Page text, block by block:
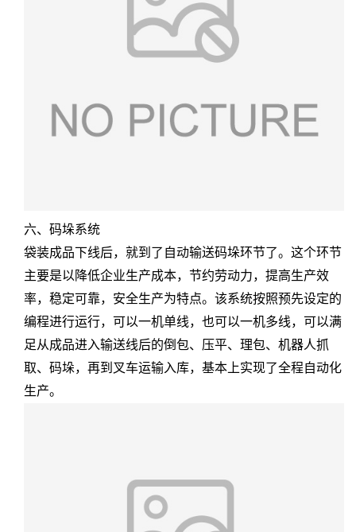
六、码垛系统
袋装成品下线后，就到了自动输送码垛环节了。这个环节
主要是以降低企业生产成本，节约劳动力，提高生产效
率，稳定可靠，安全生产为特点。该系统按照预先设定的
编程进行运行，可以一机单线，也可以一机多线，可以满
足从成品进入输送线后的倒包、压平、理包、机器人抓
取、码垛，再到叉车运输入库，基本上实现了全程自动化
生产。